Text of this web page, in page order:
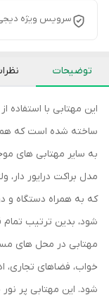
سرویس ویژه دیجی کالا: 7 روز تضمین
توضیحات
این مهتابی با
ساخته شده است که
به سایر مهتابی های
مدل براکت درایور
که به همراه دستگاه و
شود، بدین ترتیب
مهتابی در محل های
خواب، فضاهای تجاری،
شود. این مهتابی پر